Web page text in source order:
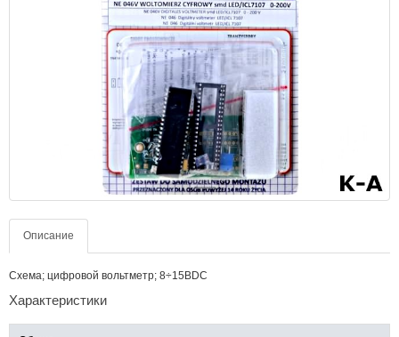
Описание
Схема; цифровой вольтметр; 8÷15ВDC
Характеристики